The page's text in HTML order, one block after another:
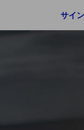
サイ